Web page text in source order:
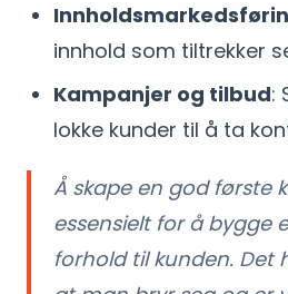
innhold som tiltrekker
Kampanjer og tilbud:
lokke kunder til å ta
Å skape en god første
essensielt for å bygge
forhold til kunden. Det